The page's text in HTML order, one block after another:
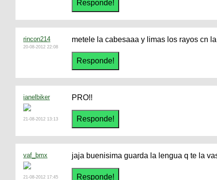
rincon214
20-08-2012 22:08
metele la cabesaaa y limas los rayos cn
ianelbiker
21-08-2012 13:13
PRO!!
vaf_bmx
21-08-2012 17:45
jaja buenisima guarda la lengua q te la